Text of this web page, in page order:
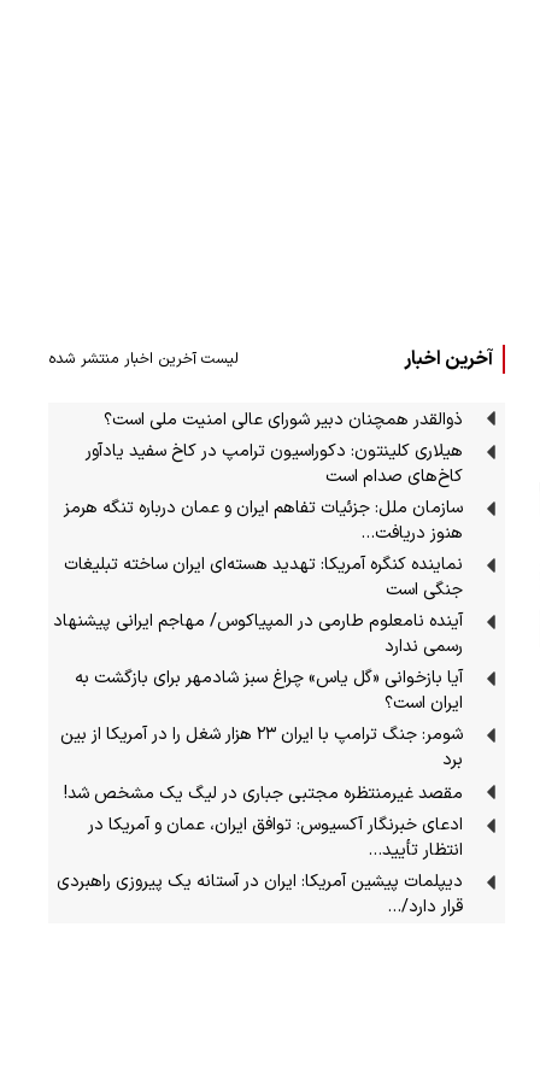
آخرین اخبار لیست آخرین اخبار منتشر شده
ذوالقدر همچنان دبیر شورای ‌عالی امنیت ملی است؟
هیلاری کلینتون: دکوراسیون ترامپ در کاخ سفید یادآور
کاخ‌های صدام است
سازمان ملل: جزئیات تفاهم ایران و عمان درباره تنگه هرمز
هنوز دریافت…
نماینده کنگره آمریکا: تهدید هسته‌ای ایران ساخته تبلیغات
جنگی است
آینده نامعلوم طارمی در المپیاکوس/ مهاجم ایرانی پیشنهاد
رسمی ندارد
آیا بازخوانی «گل یاس» چراغ سبز شادمهر برای بازگشت به
ایران است؟
شومر: جنگ ترامپ با ایران ۲۳ هزار شغل را در آمریکا از بین
برد
مقصد غیرمنتظره مجتبی جباری در لیگ یک مشخص شد!
ادعای خبرنگار آکسیوس: توافق ایران، عمان و آمریکا در
انتظار تأیید…
دیپلمات پیشین آمریکا: ایران در آستانه یک پیروزی راهبردی
قرار دارد/…